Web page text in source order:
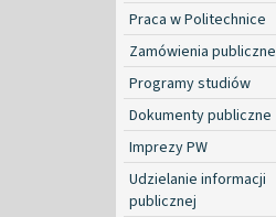
Praca w Politechnice
Zamówienia publiczne
Programy studiów
Dokumenty publiczne
Imprezy PW
Udzielanie informacji
publicznej